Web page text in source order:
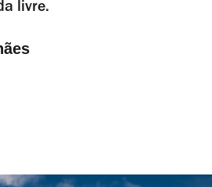
livre.